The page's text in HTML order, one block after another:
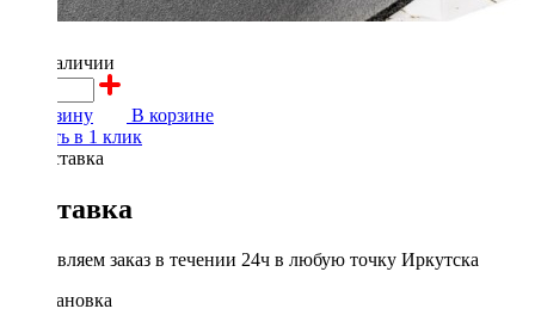
в наличии
В корзину
В корзине
Купить в 1 клик
Доставка
Доставляем заказ в течении 24ч в любую точку Иркутска